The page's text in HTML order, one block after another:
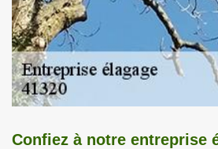
Confiez à notre entreprise